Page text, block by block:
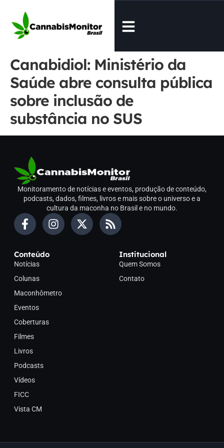
Canabidiol: Ministério da
Saúde abre consulta pública
sobre inclusão de
substância no SUS
Monitoramento de notícias e eventos, produção de conteúdo,
podcasts, dados, filmes, livros e mais sobre o universo e a
cultura da maconha no Brasil e no mundo.
Conteúdo
Notícias
Colunas
Maconhômetro
Eventos
Coberturas
Filmes
Livros
Podcasts
Vídeos
FICC
Vista CM
Institucional
Quem Somos
Contato